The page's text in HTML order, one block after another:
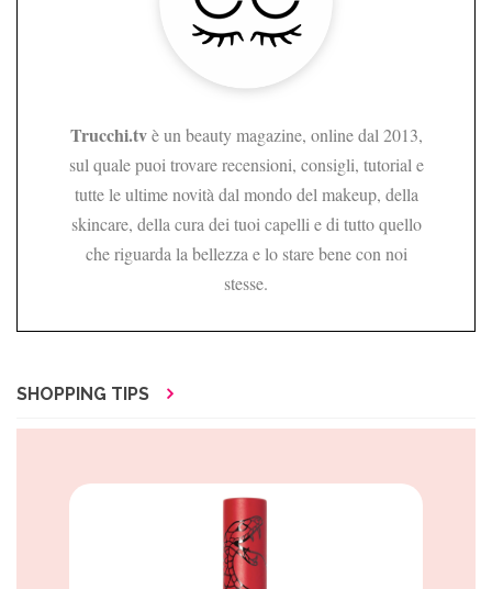
Trucchi.tvè un beauty magazine, online dal 2013,
sul quale puoi trovare recensioni, consigli, tutorial e
tutte le ultime novità dal mondo del makeup, della
skincare, della cura dei tuoi capelli e di tutto quello
che riguarda la bellezza e lo stare bene con noi
stesse.
SHOPPING TIPS